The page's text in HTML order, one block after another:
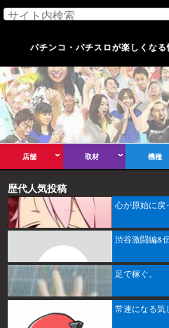
パチンコ・パチスロが楽しくなる
店舗 取材 機種
歴代人気投稿
心が原始に戻
渋谷激闘編&
足で稼ぐ。
常連になる気